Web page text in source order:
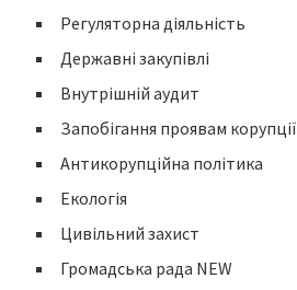
Регуляторна діяльність
Державні закупівлі
Внутрішній аудит
Запобігання проявам корупції
Антикорупційна політика
Екологія
Цивільний захист
Громадська рада NEW